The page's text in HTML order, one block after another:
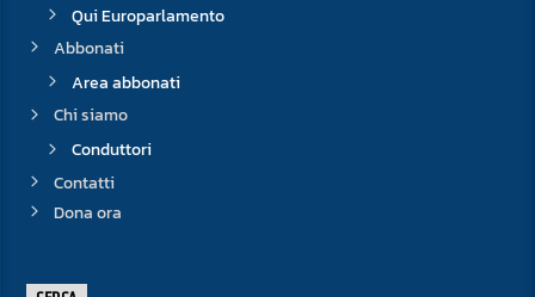
Qui Europarlamento
Abbonati
Area abbonati
Chi siamo
Conduttori
Contatti
Dona ora